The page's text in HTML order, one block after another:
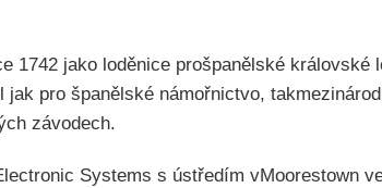
1742 jako loděnice prošpanělské královské
pro španělské námořnictvo,
závodech.
Systems s ústředím vMoorestown